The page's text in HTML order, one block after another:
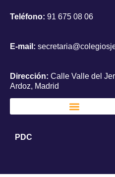
Teléfono: 91 675 08 06
E-mail:
Dirección: Calle Valle del
Ardoz, Madrid
PDC